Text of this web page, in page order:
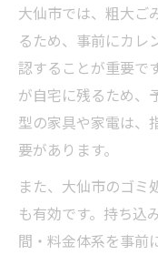
大仙市では、粗大ご
るため、事前にカレ
認することが重要で
が自宅に残るため、
型の家具や家電は、
要があります。
また、大仙市のゴミ
も有効です。持ち込
間・料金体系を事前